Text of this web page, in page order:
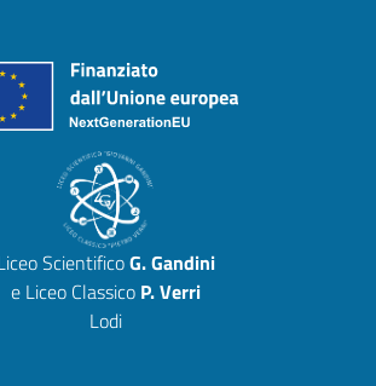
ScientificoG. Gandini
e Liceo Classico P. Verri
Lodi